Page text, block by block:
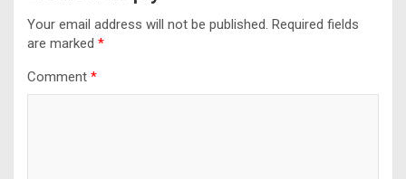
Your email address will not be published. Required fields
are marked *
Comment *